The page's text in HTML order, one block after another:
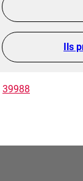
Ils
39988